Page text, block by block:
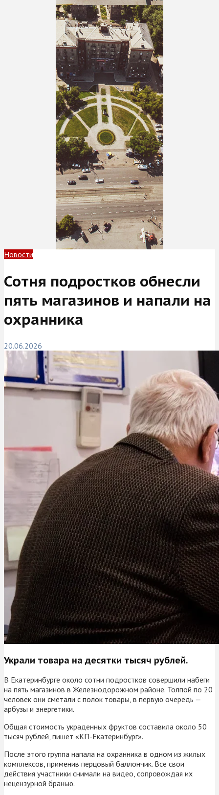
Новости
Сотня подростков обнесли
пять магазинов и напали на
охранника
20.06.2026
Украли товара на десятки тысяч рублей.
В Екатеринбурге около сотни подростков совершили набеги
на пять магазинов в Железнодорожном районе. Толпой по 20
человек они сметали с полок товары, в первую очередь —
арбузы и энергетики.
Общая стоимость украденных фруктов составила около 50
тысяч рублей, пишет «КП-Екатеринбург».
После этого группа напала на охранника в одном из жилых
комплексов, применив перцовый баллончик. Все свои
действия участники снимали на видео, сопровождая их
нецензурной бранью.